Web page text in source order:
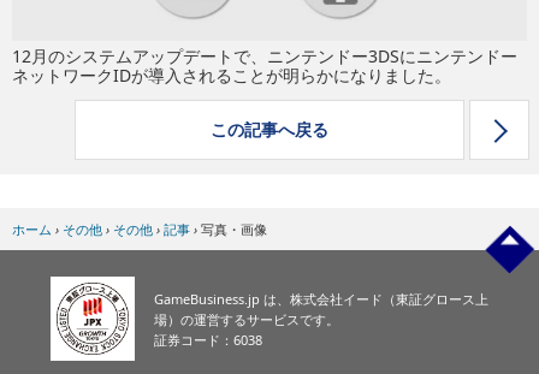
12月のシステムアップデートで、ニンテンドー3DSにニンテンドー
ネットワークIDが導入されることが明らかになりました。
この記事へ戻る
ホーム › その他 › その他 › 記事 › 写真・画像
GameBusiness.jp は、株式会社イード（東証グロース上
場）の運営するサービスです。
証券コード：6038